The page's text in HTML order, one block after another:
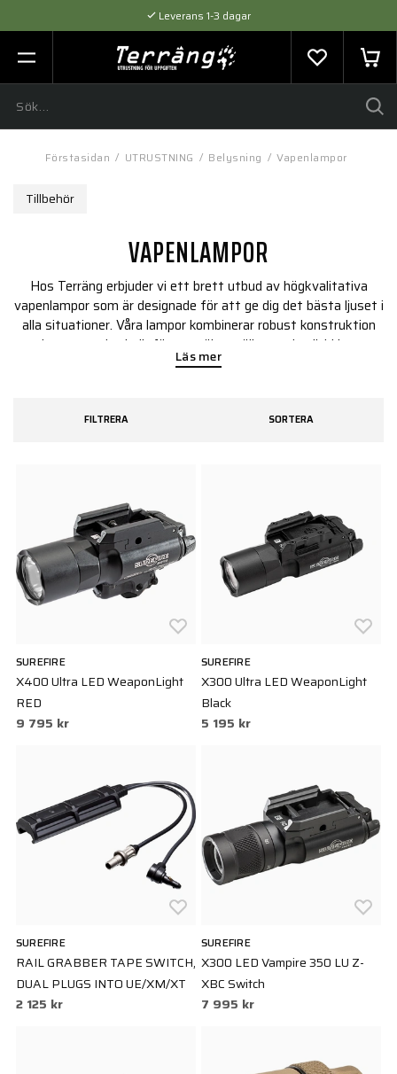
Leverans 1-3 dagar
Flexibel betalning med SVEA
Expertråd & Kvalitetsprodukter
Förstasidan / UTRUSTNING / Belysning / Vapenlampor
Tillbehör
VAPENLAMPOR
Hos Terräng erbjuder vi ett brett utbud av högkvalitativa
vapenlampor som är designade för att ge dig det bästa ljuset i
alla situationer. Våra lampor kombinerar robust konstruktion
med avancerad teknik för att säkerställa att du alltid har ett
pålitligt ljusverktyg när du behöver det. Utforska vårt
Läs mer
FILTRERA SORTERA
SUREFIRE
X400 Ultra LED WeaponLight
RED
9 795 kr
SUREFIRE
X300 Ultra LED WeaponLight
Black
5 195 kr
SUREFIRE
RAIL GRABBER TAPE SWITCH,
DUAL PLUGS INTO UE/XM/XT
2 125 kr
SUREFIRE
X300 LED Vampire 350 LU Z-
XBC Switch
7 995 kr